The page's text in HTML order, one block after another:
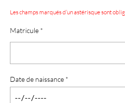
Les champs marqués d’un astérisque sont
Matricule *
Date de naissance *